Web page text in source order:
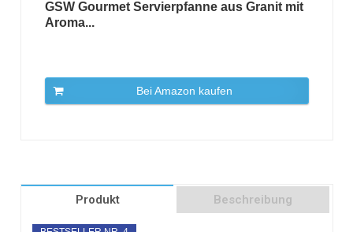
GSW Gourmet Servierpfanne aus Granit mit
Aroma...
Bei Amazon kaufen
Produkt Beschreibung